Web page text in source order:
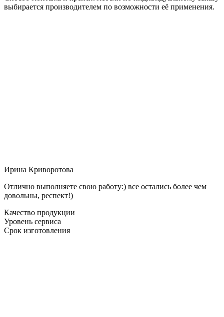
выбирается производителем по возможности её применения.
Ирина Криворотова
Отлично выполняете свою работу:) все остались более чем
довольны, респект!)
Качество продукции
Уровень сервиса
Срок изготовления